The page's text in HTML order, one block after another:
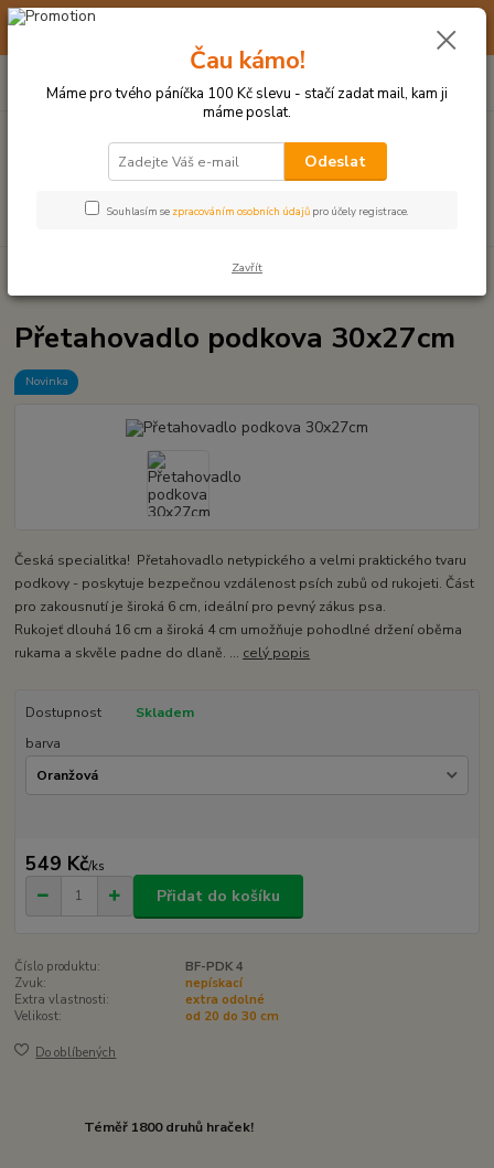
☀️ 10. - 14. SRPNA 2026 MÁME DOVOLENOU ☀️ OBJEDNÁVKY
Hledat
po–pá: 9–17 hod.
za0 Kč
UZLOVÉ HRAČKY A PŘETAHOVADLA
Přetahovadlo podkova 30x27cm
Novinka
Česká specialitka! Přetahovadlo netypického a velmi praktického tvaru
podkovy - poskytuje bezpečnou vzdálenost psích zubů od rukojeti. Část
pro zakousnutí je široká 6 cm, ideální pro pevný zákus psa.
Rukojeť dlouhá 16 cm a široká 4 cm umožňuje pohodlné držení oběma
rukama a skvěle padne do dlaně. ... celý popis
Dostupnost
Skladem
barva
549 Kč/ks
Přidat do košíku
Číslo produktu:
BF-PDK 4
Zvuk:
nepískací
Extra vlastnosti:
extra odolné
Velikost:
od 20 do 30 cm
Do oblíbených
Téměř 1800 druhů hraček!
Čau kámo!
Máme pro tvého páníčka 100 Kč slevu - stačí zadat mail, kam ji
máme poslat.
Odeslat
Souhlasím se zpracováním osobních údajů pro účely registrace.
Zavřít